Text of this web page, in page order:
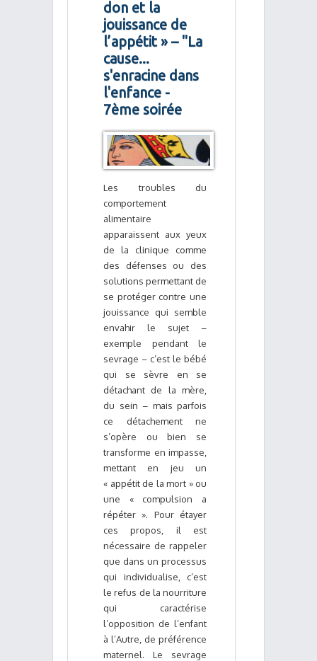
don et la
jouissance de
l’appétit » – "La
cause...
s'enracine dans
l'enfance -
7ème soirée
Les troubles du
comportement
alimentaire
apparaissent aux yeux
de la clinique comme
des défenses ou des
solutions permettant de
se protéger contre une
jouissance qui semble
envahir le sujet –
exemple pendant le
sevrage – c’est le bébé
qui se sèvre en se
détachant de la mère,
du sein – mais parfois
ce détachement ne
s’opère ou bien se
transforme en impasse,
mettant en jeu un
« appétit de la mort » ou
une « compulsion a
répéter ». Pour étayer
ces propos, il est
nécessaire de rappeler
que dans un processus
qui individualise, c’est
le refus de la nourriture
qui caractérise
l’opposition de l’enfant
à l’Autre, de préférence
maternel. Le sevrage